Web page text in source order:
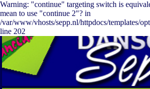
Warning: "continue" targeting switch is
mean to use "continue 2"? in
/var/www/vhosts/sepp.nl/httpdocs/templates/
line 202